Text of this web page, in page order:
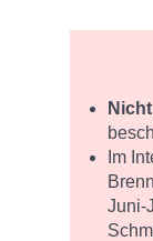
Nicht
Im
Juni-